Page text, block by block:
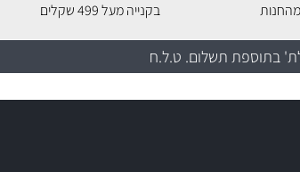
בקנייה מעל 499 שקלים
בתוספת תשלום. ט.ל.ח